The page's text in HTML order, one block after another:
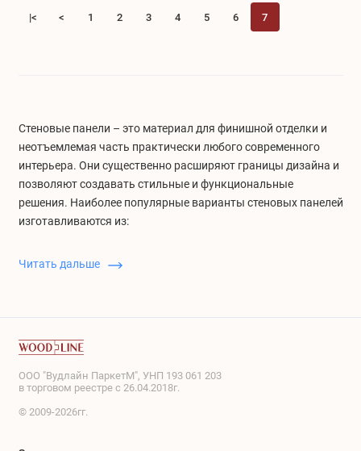
|< < 1 2 3 4 5 6 7
Стеновые панели – это материал для финишной отделки и
неотъемлемая часть практически любого современного
интерьера. Они существенно расширяют границы дизайна и
позволяют создавать стильные и функциональные
решения. Наиболее популярные варианты стеновых панелей
изготавливаются из:
американский орех;
натуральным шпоном, пленкой или покраской;
стекловолокном, фиброй. Экологичные и негорючие
Читать дальше
ООО "Вудлайн ПаркетМ", УНП 193 061 203
в торговом реестре с 26.04.2018г.
© 2009-2026гг.